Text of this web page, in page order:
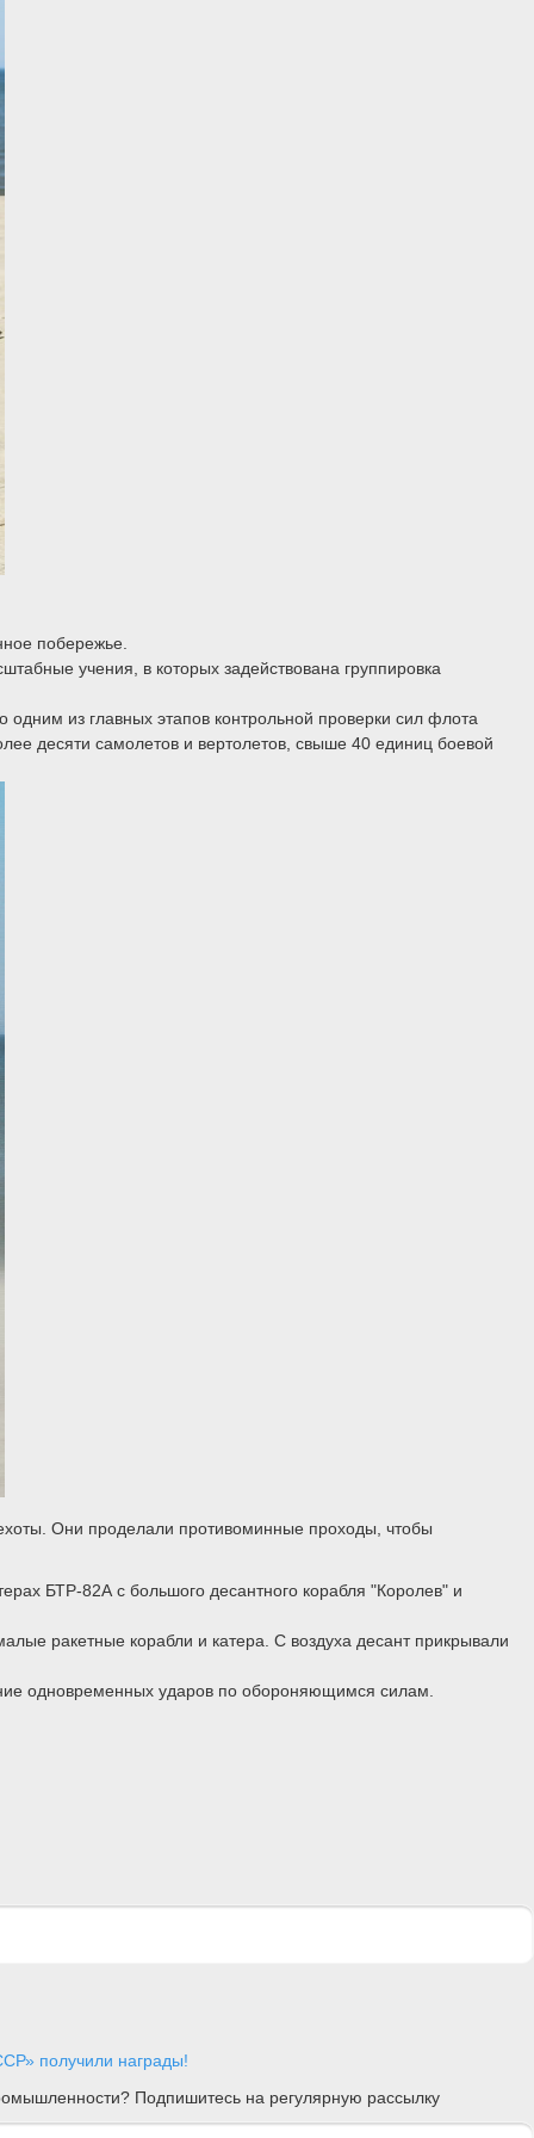
побережье.
учения, в которых задействована группировка
из главных этапов контрольной проверки сил флота
десяти самолетов и вертолетов, свыше 40 единиц боевой
Они проделали противоминные проходы, чтобы
БТР-82А с большого десантного корабля "Королев" и
ракетные корабли и катера. С воздуха десант прикрывали
одновременных ударов по обороняющимся силам.
получили награды!
Подпишитесь на регулярную рассылку